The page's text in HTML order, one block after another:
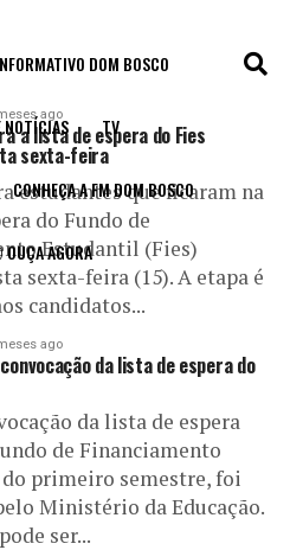
DOM BOSCO
NOTÍCIAS TV
CONHEÇA A FM DOM BOSCO
AGORA
"lista de espera"
ago
a lista de espera do Fies
sexta-feira
estudantes que ficaram na
do Fundo de
Estudantil (Fies)
sexta-feira (15). A etapa é
candidatos...
ago
da lista de espera do
da lista de espera
de Financiamento
primeiro semestre, foi
Ministério da Educação.
ser...